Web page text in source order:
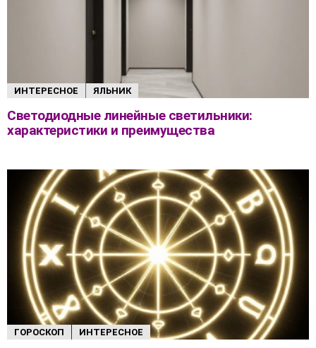
ИНТЕРЕСНОЕ ЯЛЬНИК
Светодиодные линейные светильники:
характеристики и преимущества
ГОРОСКОП ИНТЕРЕСНОЕ